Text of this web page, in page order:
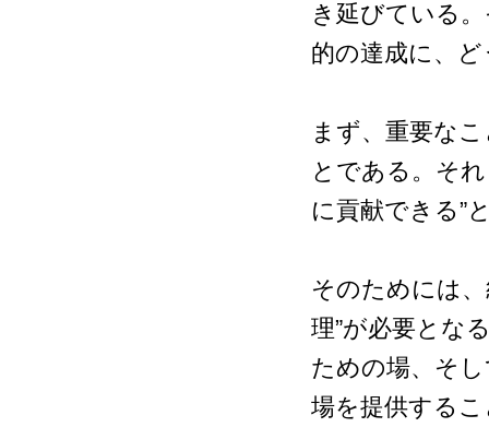
き延びている
的の達成に、
まず、重要な
とである。そ
に貢献できる”
そのためには
理”が必要とな
ための場、そ
場を提供する